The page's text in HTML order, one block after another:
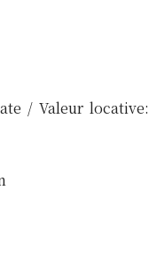
/ Valeur